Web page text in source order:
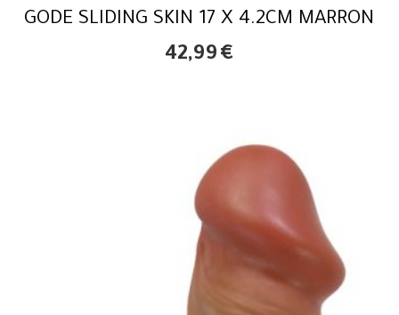
GODE SLIDING SKIN 17 X 4.2CM MARRON
42,99 €